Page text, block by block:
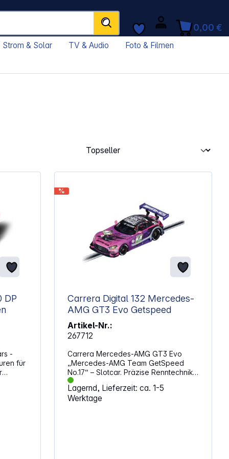
0,00 €
Strom & Solar TV & Audio
Foto & Filmen
-
für
%
Carrera Digital 132 Mercedes-
AMG GT3 Evo Getspeed
Artikel-Nr.:
267712
Carrera Mercedes-AMG GT3 Evo
„Mercedes-AMG Team GetSpeed
No.17“ – Slotcar. Präzise Renntechnik
bringt Dynamik direkt auf die Strecke
und ermöglicht dir ein realistisches
Fahrerlebnis im Maßstab. Das
Lagernd, Lieferzeit: ca. 1-5
Werktage